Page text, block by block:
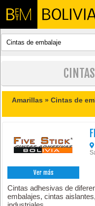
Amarillas »Cintas de
Ver más
Cintas adhesivas de
embalajes, cintas